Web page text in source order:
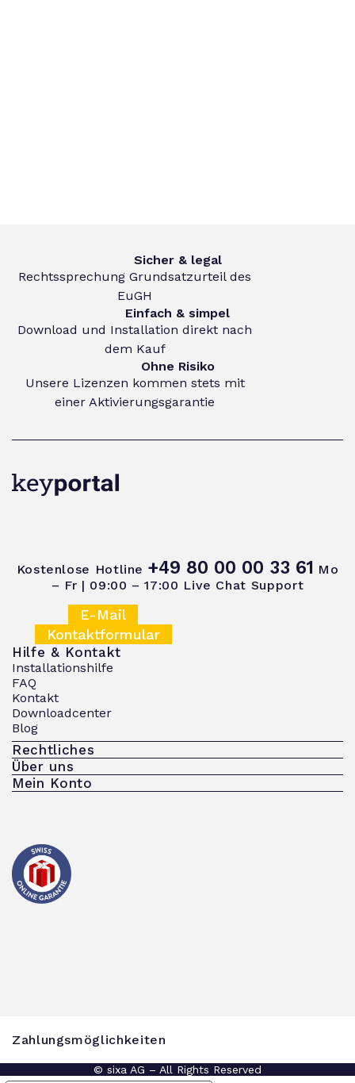
Sicher & legal
Rechtssprechung Grundsatzurteil des
EuGH
Einfach & simpel
Download und Installation direkt nach
dem Kauf
Ohne Risiko
Unsere Lizenzen kommen stets mit
einer Aktivierungsgarantie
Kostenlose Hotline +49 80 00 00 33 61 Mo
– Fr | 09:00 – 17:00 Live Chat Support
E-Mail
Kontaktformular
Hilfe & Kontakt
Installationshilfe
FAQ
Kontakt
Downloadcenter
Blog
Rechtliches
Über uns
Mein Konto
Zahlungsmöglichkeiten
© sixa AG – All Rights Reserved